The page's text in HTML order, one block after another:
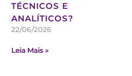
TÉCNICOS E
ANALÍTICOS?
22/06/2026
Leia Mais »